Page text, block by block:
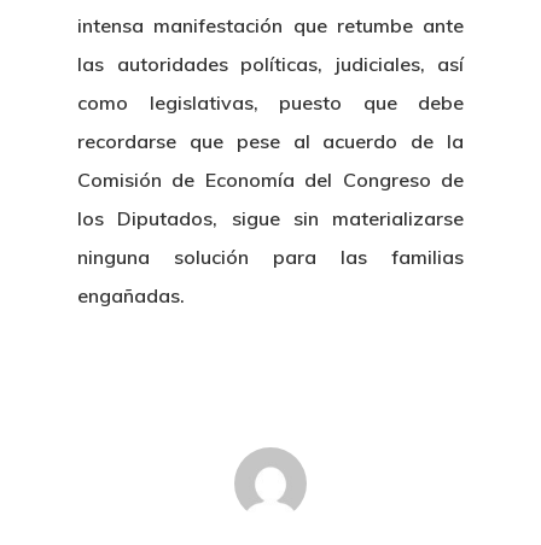
intensa manifestación que retumbe ante
las autoridades políticas, judiciales, así
como legislativas, puesto que debe
recordarse que pese al acuerdo de la
Comisión de Economía del Congreso de
los Diputados, sigue sin materializarse
ninguna solución para las familias
engañadas.